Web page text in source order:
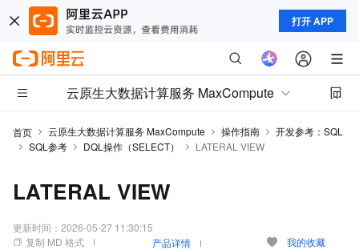
打开 APP
云原生大数据计算服务 MaxCompute
首页 云原生大数据计算服务 MaxCompute 操作指南
开发参考：SQL
SQL参考
DQL操作（SELECT） LATERAL VIEW
LATERAL VIEW
更新时间： 2026-05-27 11:30:15
复制 MD 格式
产品详情 我的收藏